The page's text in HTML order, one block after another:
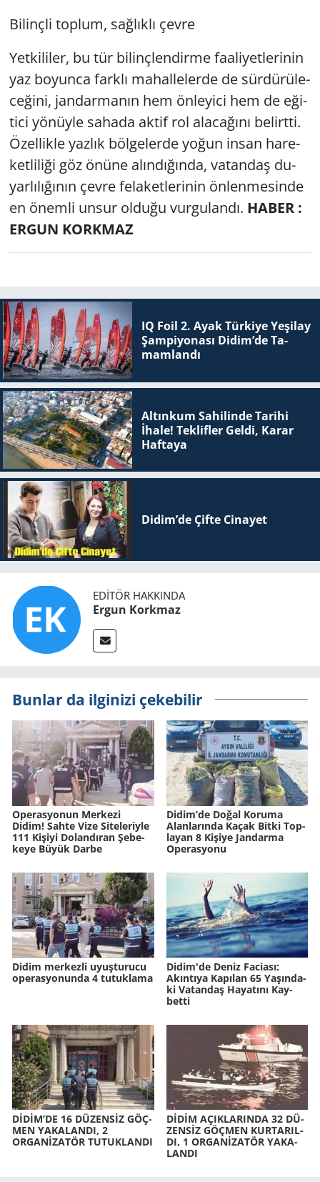
Bi­linç­li top­lum, sağ­lık­lı çevre
Yet­ki­li­ler, bu tür bi­linç­len­dir­me fa­ali­yet­le­ri­nin
yaz bo­yun­ca fark­lı ma­hal­le­ler­de de sür­dü­rü­le­
ce­ği­ni, jan­dar­ma­nın hem ön­le­yi­ci hem de eği­
ti­ci yö­nüy­le sa­ha­da aktif rol ala­ca­ğı­nı be­lirt­ti.
Özel­lik­le yaz­lık böl­ge­ler­de yoğun insan ha­re­
ket­li­li­ği göz önüne alın­dı­ğın­da, va­tan­daş du­
yar­lı­lı­ğı­nın çevre fe­la­ket­le­ri­nin ön­len­me­sin­de
en önem­li unsur ol­du­ğu vur­gu­lan­dı. HABER :
ERGUN KORKMAZ
IQ Foil 2. Ayak Tür­ki­ye Ye­şi­lay
Şam­pi­yo­na­sı Didim’de Ta­
mam­lan­dı
Altınkum Sahilinde Tarihi
İhale! Teklifler Geldi, Karar
Haftaya
Didim’de Çifte Ci­na­yet
EDITÖR HAKKINDA
Ergun Korkmaz
Bunlar da ilginizi çekebilir
Ope­ras­yo­nun Mer­ke­zi
Didim! Sahte Vize Si­te­le­riy­le
111 Ki­şi­yi Do­lan­dı­ran Şe­be­
ke­ye Büyük Darbe
Didim’de Doğal Ko­ru­ma
Alan­la­rın­da Kaçak Bitki Top­
la­yan 8 Ki­şi­ye Jan­dar­ma
Ope­ras­yo­nu
Didim merkezli uyuşturucu
operasyonunda 4 tutuklama
Didim'de Deniz Fa­ci­ası:
Akın­tı­ya Ka­pı­lan 65 Ya­şın­da­
ki Va­tan­daş Ha­ya­tı­nı Kay­
bet­ti
DİDİM’DE 16 DÜ­ZENSİZ GÖÇ­
MEN YA­KA­LAN­DI, 2
ORGANİZATÖR TU­TUK­LAN­DI
DİDİM AÇIK­LA­RIN­DA 32 DÜ­
ZENSİZ GÖÇ­MEN KUR­TA­RIL­
DI, 1 ORGANİZATÖR YA­KA­
LAN­DI